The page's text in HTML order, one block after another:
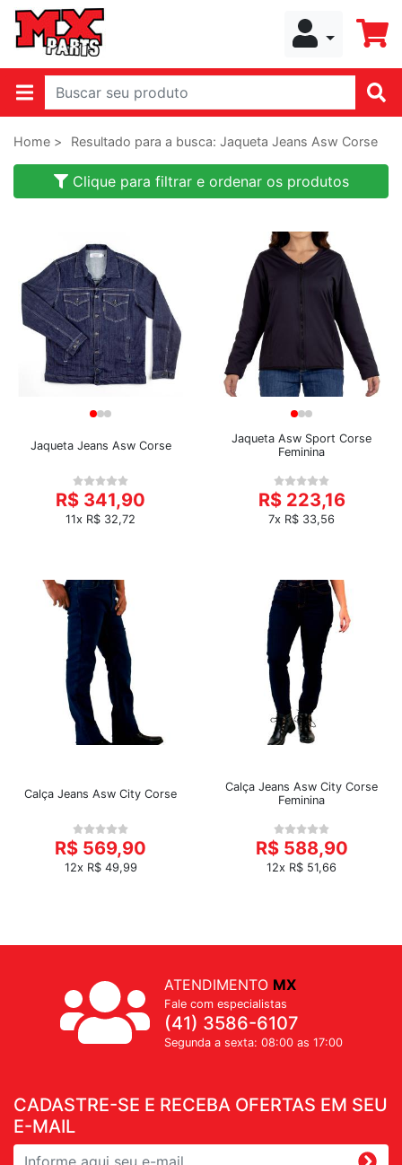
Home > Resultado para a busca: Jaqueta Jeans Asw Corse
Clique para filtrar e ordenar os produtos
Jaqueta Jeans Asw Corse
R$ 341,90
11x R$ 32,72
Jaqueta Asw Sport Corse
Feminina
R$ 223,16
7x R$ 33,56
Calça Jeans Asw City Corse
R$ 569,90
12x R$ 49,99
Calça Jeans Asw City Corse
Feminina
R$ 588,90
12x R$ 51,66
CADASTRE-SE E RECEBA OFERTAS EM SEU
E-MAIL
ATENDIMENTO MX
Fale com especialistas
(41) 3586-6107
Segunda a sexta: 08:00 as 17:00